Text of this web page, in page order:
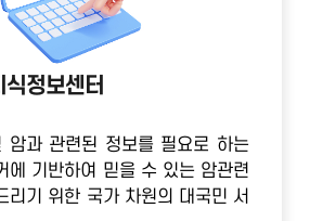
정보센터
암과 관련된 정보를 필요로 하는
에 기반하여 믿을 수 있는 암관련
리기 위한 국가 차원의 대국민 서